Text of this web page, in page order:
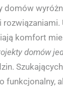
domów
komfort
domów
funkcjonalny,